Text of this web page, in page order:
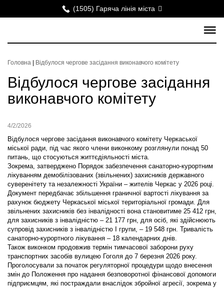
(1505) Гаряча лінія міста
Головна Відбулося чергове засідання виконавчого комітету
Відбулося чергове засідання
виконавчого комітету
4/2/2026
Відбулося чергове засідання виконавчого комітету Черкаської
міської ради, під час якого члени виконкому розглянули понад 50
питань, що стосуються життєдіяльності міста.
Зокрема, затверджено Порядок забезпечення санаторно-курортним
лікуванням демобілізованих (звільнених) захисників державного
суверенітету та незалежності України – жителів Черкас у 2026 році.
Документ передбачає збільшення граничної вартості лікування за
рахунок бюджету Черкаської міської територіальної громади. Для
звільнених захисників без інвалідності вона становитиме 25 412 грн,
для захисників з інвалідністю – 21 177 грн, для осіб, які здійснюють
супровід захисників з інвалідністю I групи, – 19 548 грн. Тривалість
санаторно-курортного лікування – 18 календарних днів.
Також виконком продовжив термін тимчасової заборони руху
транспортних засобів вулицею Гоголя до 7 березня 2026 року.
Проголосували за початок регуляторної процедури щодо внесення
змін до Положення про надання безповоротної фінансової допомоги
підприємцям, які постраждали внаслідок збройної агресії, зокрема у